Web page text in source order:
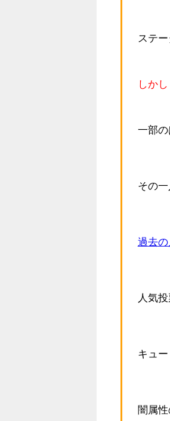
ステ
しかし
一部の
その
過去
人気
キュ
闇属